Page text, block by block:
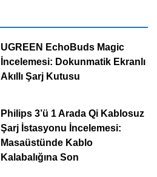
UGREEN EchoBuds Magic
İncelemesi: Dokunmatik Ekranlı
Akıllı Şarj Kutusu
Philips 3’ü 1 Arada Qi Kablosuz
Şarj İstasyonu İncelemesi:
Masaüstünde Kablo
Kalabalığına Son